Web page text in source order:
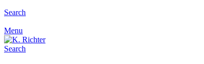
Search
Menu
Search